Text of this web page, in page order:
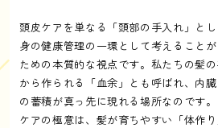
頭皮ケアを単なる「頭部の手入れ」と
身の健康管理の一環として考えること
ための本質的な視点です。私たちの髪
から作られる「血余」とも呼ばれ、内
の蓄積が真っ先に現れる場所なのです
ケアの極意は、髪が育ちやすい「体作